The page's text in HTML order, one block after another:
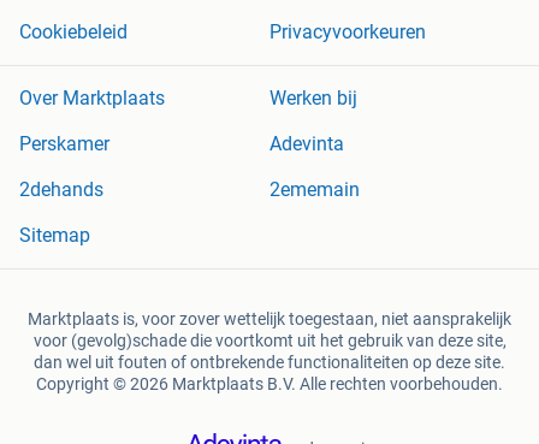
Cookiebeleid
Privacyvoorkeuren
Over Marktplaats
Werken bij
Perskamer
Adevinta
2dehands
2ememain
Sitemap
Marktplaats is, voor zover wettelijk toegestaan, niet aansprakelijk
voor (gevolg)schade die voortkomt uit het gebruik van deze site,
dan wel uit fouten of ontbrekende functionaliteiten op deze site.
Copyright © 2026 Marktplaats B.V. Alle rechten voorbehouden.